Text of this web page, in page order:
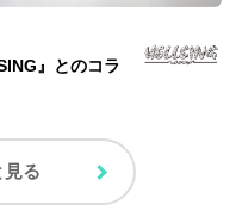
』とのコラ
見る